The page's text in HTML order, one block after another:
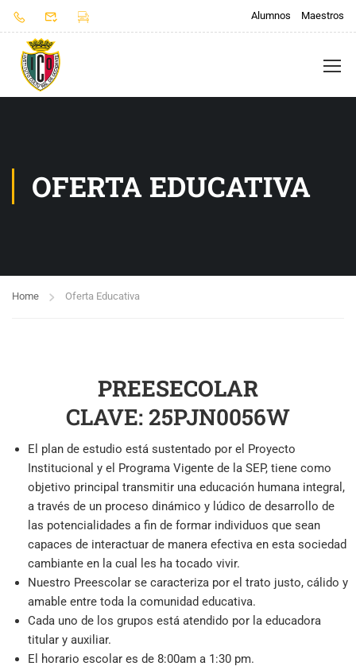
Alumnos Maestros
OFERTA EDUCATIVA
Home Oferta Educativa
PREESECOLAR
CLAVE: 25PJN0056W
El plan de estudio está sustentado por el Proyecto
Institucional y el Programa Vigente de la SEP, tiene como
objetivo principal transmitir una educación humana integral,
a través de un proceso dinámico y lúdico de desarrollo de
las potencialidades a fin de formar individuos que sean
capaces de interactuar de manera efectiva en esta sociedad
cambiante en la cual les ha tocado vivir.
Nuestro Preescolar se caracteriza por el trato justo, cálido y
amable entre toda la comunidad educativa.
Cada uno de los grupos está atendido por la educadora
titular y auxiliar.
El horario escolar es de 8:00am a 1:30 pm.